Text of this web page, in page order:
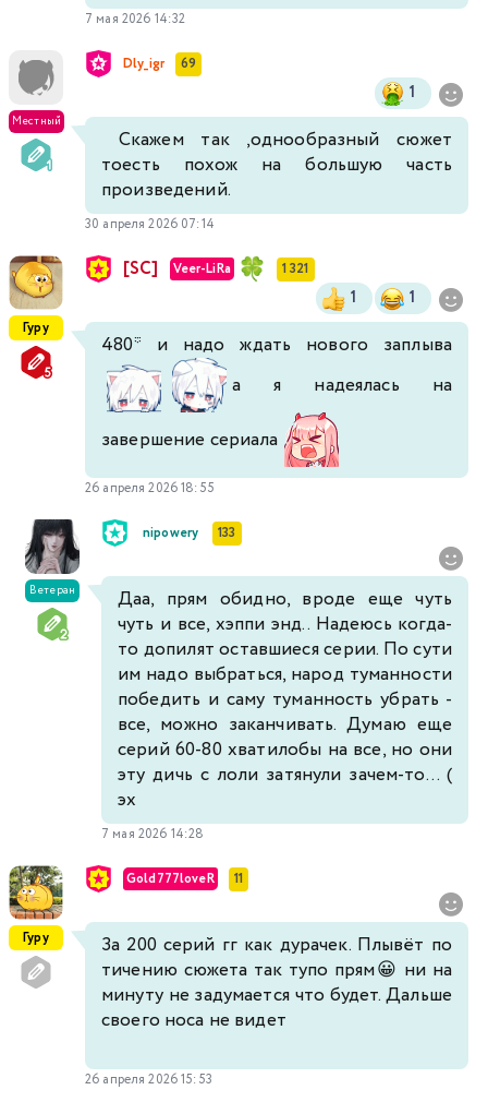
7 мая 2026 14:32
Местный
Dly_igr 69
1
Скажем так ,однообразный сюжет
тоесть похож на большую часть
произведений.
30 апреля 2026 07:14
Гуру
[SC] Veer-LiRa 1 321
1 1
480* и надо ждать нового заплыва
а я надеялась на
завершение сериала
26 апреля 2026 18:55
Ветеран
nipowery 133
Даа, прям обидно, вроде еще чуть
чуть и все, хэппи энд.. Надеюсь когда-
то допилят оставшиеся серии. По сути
им надо выбраться, народ туманности
победить и саму туманность убрать -
все, можно заканчивать. Думаю еще
серий 60-80 хватилобы на все, но они
эту дичь с лоли затянули зачем-то... (
эх
7 мая 2026 14:28
Гуру
Gold777loveR 11
За 200 серий гг как дурачек. Плывёт по
тичению сюжета так тупо прям😀 ни на
минуту не задумается что будет. Дальше
своего носа не видет
26 апреля 2026 15:53